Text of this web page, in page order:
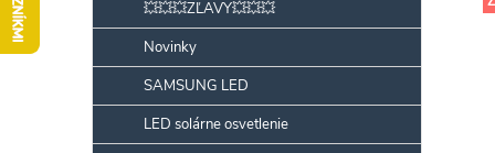
o
č
n
kategórie💥💥💥ZĽAVY💥💥💥
Novinky
SAMSUNG LED
LED solárne osvetlenie